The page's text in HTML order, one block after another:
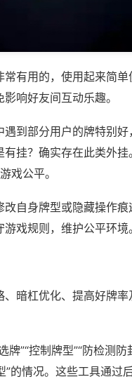
有用的，使用起来简
响好友间互动乐趣。
到部分用户的牌特别
挂？确实存在此类外
戏公平。
自身牌型或隐藏操作痕
戏规则，维护公平环境。
暗杠优化、提高好牌
”“控制牌型”“防检测防
”的情况。这些工具通过